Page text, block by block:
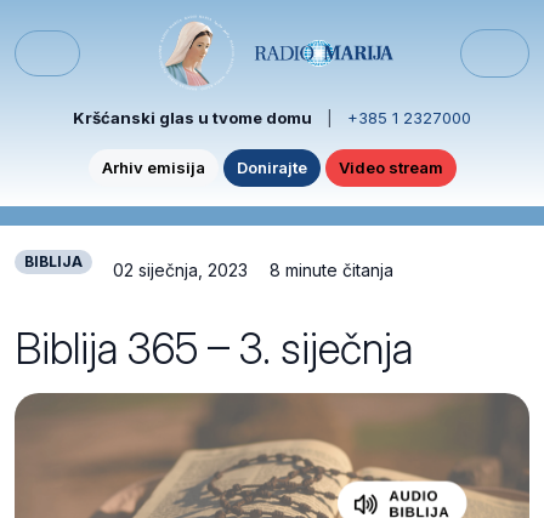
Menu
Kršćanski glas u tvome domu +385 1 2327000
Arhiv emisija Donirajte Video stream
BIBLIJA 02 siječnja, 2023 8 minute čitanja
Biblija 365 – 3. siječnja